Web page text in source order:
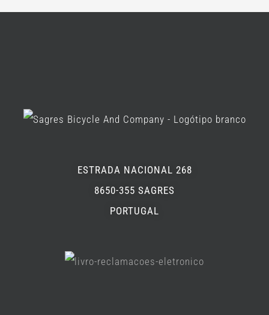
ESTRADA NACIONAL 268
8650-355 SAGRES
PORTUGAL